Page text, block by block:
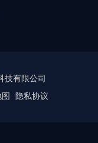
技有限公司
隐私协议